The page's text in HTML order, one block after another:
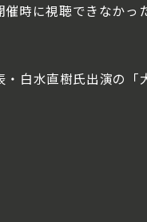
時に視聴できなかっ
白水直樹氏出演の「